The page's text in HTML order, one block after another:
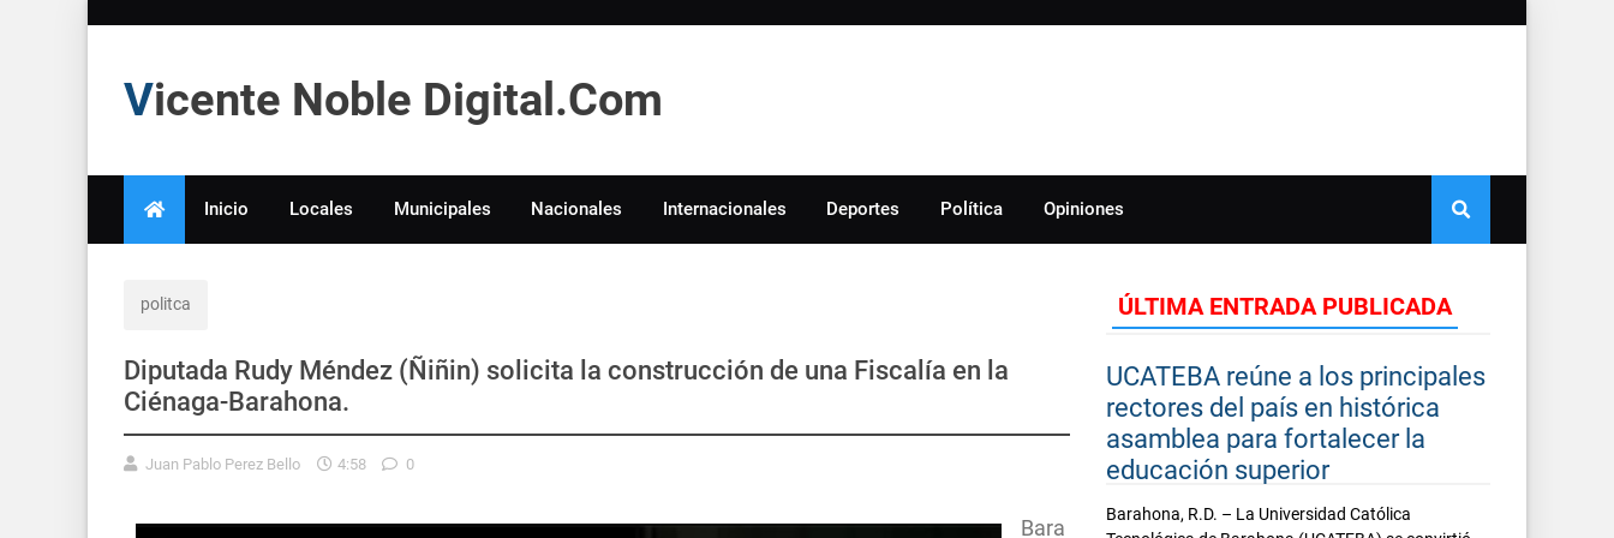
Vicente Noble Digital.Com
Inicio Locales Municipales Nacionales Internacionales Deportes Política Opiniones
politca
Diputada Rudy Méndez (Ñiñin) solicita la construcción de una Fiscalía en la
Ciénaga-Barahona.
Juan Pablo Perez Bello 4:58 0
Bara
ÚLTIMA ENTRADA PUBLICADA
UCATEBA reúne a los principales
rectores del país en histórica
asamblea para fortalecer la
educación superior
Barahona, R.D. – La Universidad Católica